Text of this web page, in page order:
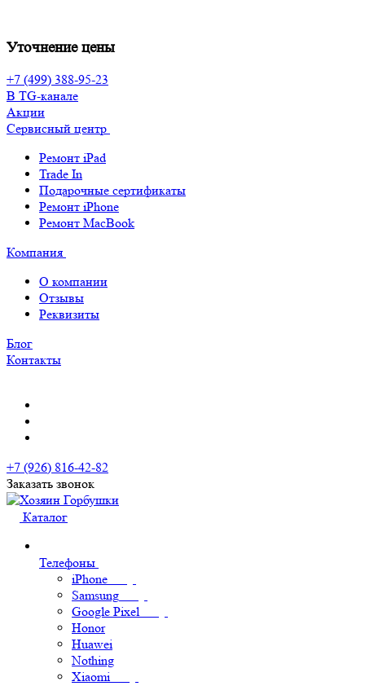
Уточнение цены
+7 (499) 388-95-23
В TG-канале
Акции
Сервисный центр
Ремонт iPad
Trade In
Подарочные сертификаты
Ремонт iPhone
Ремонт MacBook
Компания
О компании
Отзывы
Реквизиты
Блог
Контакты
+7 (926) 816-42-82
Заказать звонок
Каталог
Телефоны
iPhone
Samsung
Google Pixel
Honor
Huawei
Nothing
Xiaomi